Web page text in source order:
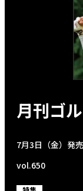
月刊ゴ
7月3日（金）発売
vol.650